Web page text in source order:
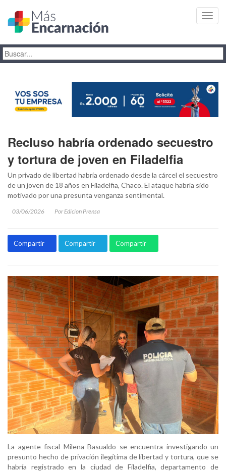
Recluso habría ordenado secuestro
y tortura de joven en Filadelfia
Un privado de libertad habría ordenado desde la cárcel el secuestro
de un joven de 18 años en Filadelfia, Chaco. El ataque habría sido
motivado por una presunta venganza sentimental.
03/06/2026 Por Edicion Prensa
Compartir Compartir Compartir
La agente fiscal Milena Basualdo se encuentra investigando un
presunto hecho de privación ilegítima de libertad y tortura, que se
habría registrado en la ciudad de Filadelfia, departamento de